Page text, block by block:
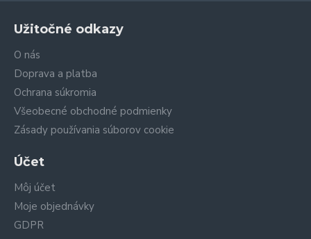
Užitočné odkazy
O nás
Doprava a platba
Ochrana súkromia
Všeobecné obchodné podmienky
Zásady používania súborov cookie
Účet
Môj účet
Moje objednávky
GDPR